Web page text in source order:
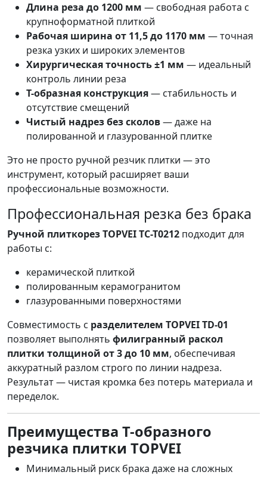
Длина реза до 1200 мм — свободная работа с
крупноформатной плиткой
Рабочая ширина от 11,5 до 1170 мм — точная
резка узких и широких элементов
Хирургическая точность ±1 мм — идеальный
контроль линии реза
T-образная конструкция— стабильность и
отсутствие смещений
Чистый надрез без сколов— даже на
полированной и глазурованной плитке
Это не просто ручной резчик плитки — это
инструмент, который расширяет ваши
профессиональные возможности.
Профессиональная резка без брака
Ручной плиткорез TOPVEI TC-T0212 подходит для
работы с:
керамической плиткой
полированным керамогранитом
глазурованными поверхностями
Совместимость с разделителем TOPVEI TD-01
позволяет выполнять филигранный раскол
плитки толщиной от 3 до 10 мм, обеспечивая
аккуратный разлом строго по линии надреза.
Результат — чистая кромка без потерь материала и
переделок.
Преимущества T-образного
резчика плитки TOPVEI
Минимальный риск брака даже на сложных